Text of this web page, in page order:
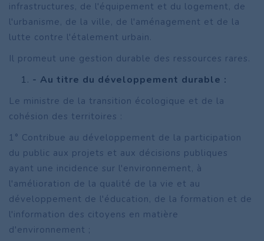
infrastructures, de l'équipement et du logement, de
l'urbanisme, de la ville, de l'aménagement et de la
lutte contre l'étalement urbain.
Il promeut une gestion durable des ressources rares.
- Au titre du développement durable :
Le ministre de la transition écologique et de la
cohésion des territoires :
1° Contribue au développement de la participation
du public aux projets et aux décisions publiques
ayant une incidence sur l'environnement, à
l'amélioration de la qualité de la vie et au
développement de l'éducation, de la formation et de
l'information des citoyens en matière
d'environnement ;